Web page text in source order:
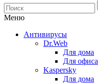
Меню
Антивирусы
Dr.Web
Для дома
Для офиса
Kaspersky
Для дома